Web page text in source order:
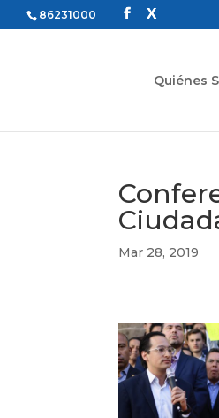
86231000
Quiénes
Mar 28, 2019